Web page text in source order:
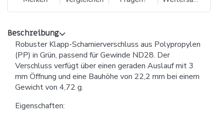
Beschreibung
Robuster Klapp-Scharnierverschluss aus Polypropylen
(PP) in Grün, passend für Gewinde ND28. Der
Verschluss verfügt über einen geraden Auslauf mit 3
mm Öffnung und eine Bauhöhe von 22,2 mm bei einem
Gewicht von 4,72 g.
Eigenschaften: